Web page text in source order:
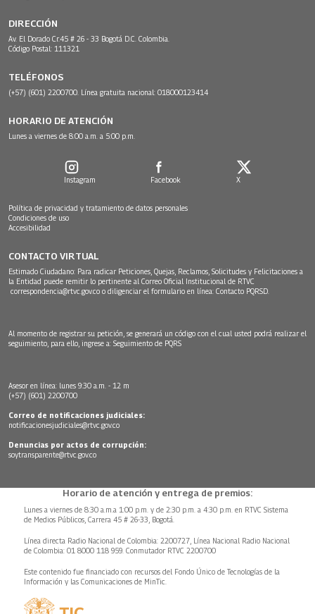
DIRECCIÓN
Av. El Dorado Cr.45 # 26 - 33 Bogotá D.C. Colombia.
Código Postal: 111321
TELÉFONOS
(+57) (601) 2200700. Línea gratuita nacional: 018000123414
HORARIO DE ATENCIÓN
Lunes a viernes de 8:00 a.m. a 5:00 p.m.
Instagram Facebook X
Política de privacidad y tratamiento de datos personales
Condiciones de uso
Accesibilidad
CONTACTO VIRTUAL
Estimado Ciudadano: Para radicar Peticiones, Quejas, Reclamos, Solicitudes y Felicitaciones a
la Entidad puede remitir lo pertinente al Correo Oficial Institucional de RTVC
correspondencia@rtvc.gov.co o diligenciar el formulario en línea: Contacto PQRSD.
Al momento de registrar su petición, se generará un código con el cual usted podrá realizar el
seguimiento, para ello, ingrese a: Seguimiento de PQRS
Asesor en línea: lunes 9:30 a.m. - 12 m
(+57) (601) 2200700
Correo de notificaciones judiciales:
notificacionesjudiciales@rtvc.gov.co
Denuncias por actos de corrupción:
soytransparente@rtvc.gov.co
Horario de atención y entrega de premios:
Lunes a viernes de 8:30 a.m.a 1:00 p.m. y de 2:30 p.m. a 4:30 p.m. en RTVC Sistema
de Medios Públicos, Carrera 45 # 26-33, Bogotá.
Línea directa Radio Nacional de Colombia: 2200727, Línea Nacional Radio Nacional
de Colombia: 01 8000 118 959. Conmutador RTVC 2200700
Este contenido fue financiado con recursos del Fondo Único de Tecnologías de la
Información y las Comunicaciones de MinTic.